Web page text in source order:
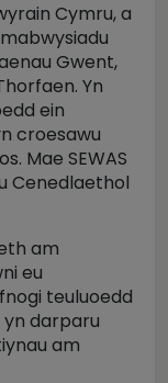
Cymru, a
Gwent,
Yn
ein
croesawu
Mae SEWAS
Cenedlaethol
am
eu
teuluoedd
yn darparu
am